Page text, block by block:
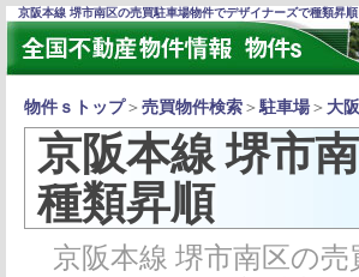
京阪本線 堺市南区の売買駐車場物件でデザイナーズで種類昇順
物件ｓトップ＞ 売買物件検索 ＞駐車場 ＞ 大
京阪本線 堺市
種類昇順
京阪本線 堺市南区の売